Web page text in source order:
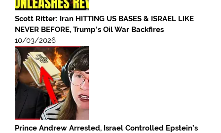
Scott Ritter: Iran HITTING US BASES & ISRAEL LIKE
NEVER BEFORE, Trump’s Oil War Backfires
10/03/2026
Prince Andrew Arrested, Israel Controlled Epstein’s